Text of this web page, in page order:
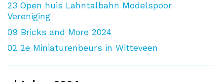
23 Open huis Lahntalbahn Modelspoor
Vereniging
09 Bricks and More 2024
02 2e Miniaturenbeurs in Witteveen